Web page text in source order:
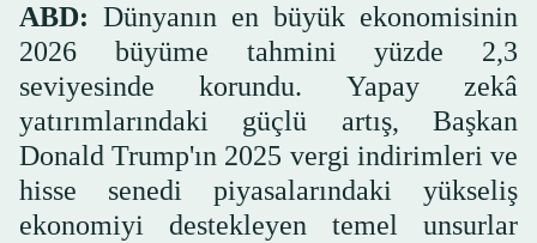
ABD: Dünyanın en büyük ekonomisinin
2026 büyüme tahmini yüzde 2,3
seviyesinde korundu. Yapay zekâ
yatırımlarındaki güçlü artış, Başkan
Donald Trump'ın 2025 vergi indirimleri ve
hisse senedi piyasalarındaki yükseliş
ekonomiyi destekleyen temel unsurlar